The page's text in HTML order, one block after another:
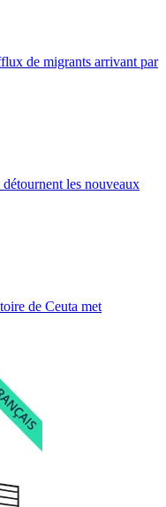
de migrants arrivant par
les nouveaux
de Ceuta met